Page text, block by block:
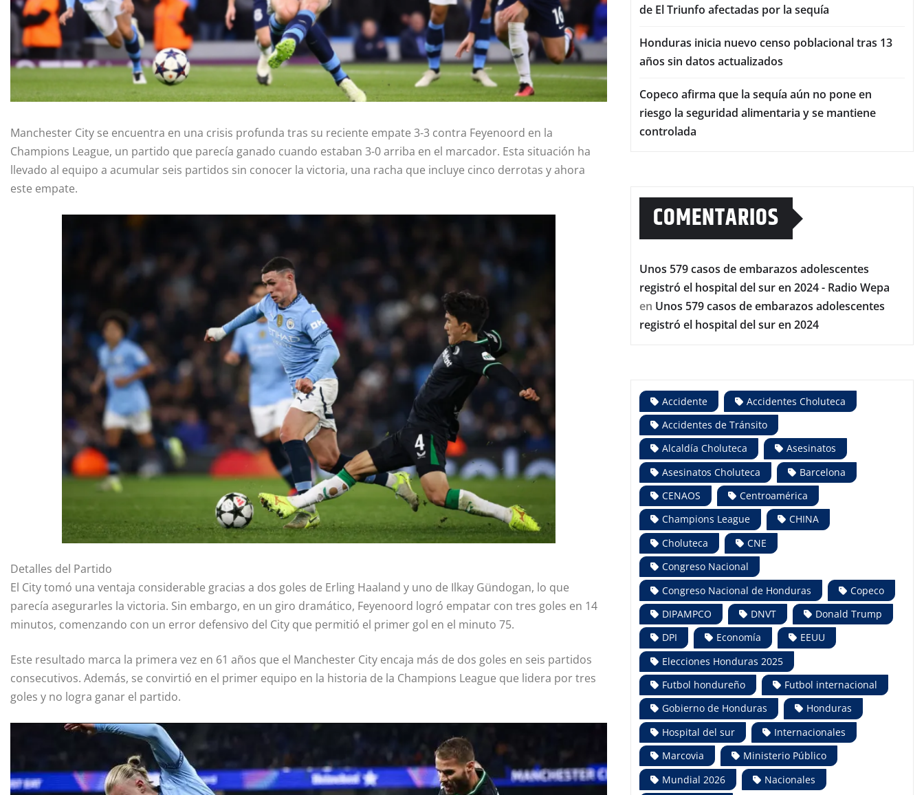
Manchester City se encuentra en una crisis profunda tras su reciente empate 3-3 contra Feyenoord en la
Champions League, un partido que parecía ganado cuando estaban 3-0 arriba en el marcador. Esta situación ha
llevado al equipo a acumular seis partidos sin conocer la victoria, una racha que incluye cinco derrotas y ahora
este empate.
Detalles del Partido
El City tomó una ventaja considerable gracias a dos goles de Erling Haaland y uno de Ilkay Gündogan, lo que
parecía asegurarles la victoria. Sin embargo, en un giro dramático, Feyenoord logró empatar con tres goles en 14
minutos, comenzando con un error defensivo del City que permitió el primer gol en el minuto 75.
Este resultado marca la primera vez en 61 años que el Manchester City encaja más de dos goles en seis partidos
consecutivos. Además, se convirtió en el primer equipo en la historia de la Champions League que lidera por tres
goles y no logra ganar el partido.
de El Triunfo afectadas por la sequía
Honduras inicia nuevo censo poblacional tras 13
años sin datos actualizados
Copeco afirma que la sequía aún no pone en
riesgo la seguridad alimentaria y se mantiene
controlada
COMENTARIOS
Unos 579 casos de embarazos adolescentes
registró el hospital del sur en 2024 - Radio Wepa
en Unos 579 casos de embarazos adolescentes
registró el hospital del sur en 2024
Accidente
Accidentes Choluteca
Accidentes de Tránsito
Alcaldía Choluteca
Asesinatos
Asesinatos Choluteca
Barcelona
CENAOS
Centroamérica
Champions League
CHINA
Choluteca
CNE
Congreso Nacional
Congreso Nacional de Honduras
Copeco
DIPAMPCO
DNVT
Donald Trump
DPI
Economía
EEUU
Elecciones Honduras 2025
Futbol hondureño
Futbol internacional
Gobierno de Honduras
Honduras
Hospital del sur
Internacionales
Marcovia
Ministerio Público
Mundial 2026
Nacionales